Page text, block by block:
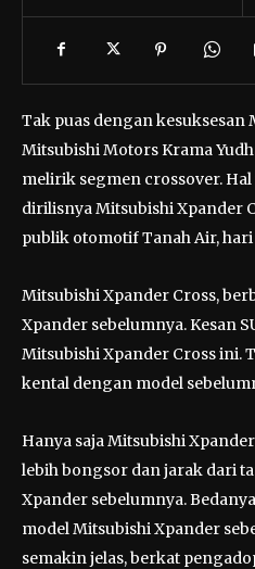
Tak puas dengan kesuksesan
Mitsubishi Motors Krama
melirik segmen crossover.
dirilisnya Mitsubishi Xpander
publik otomotif Tanah Air, hari
Mitsubishi Xpander Cross,
Xpander sebelumnya. Kesan
Mitsubishi Xpander Cross ini.
kental dengan model
Hanya saja Mitsubishi
lebih bongsor dan jarak dari
Xpander sebelumnya.
model Mitsubishi Xpander
semakin jelas, berkat